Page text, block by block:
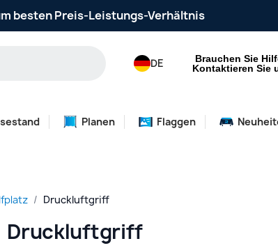
besten Preis-Leistungs-Verhältnis
DE
Brauchen Sie
Kontaktieren Sie
Planen Flaggen
Druckluftgriff
Druckluftgriff